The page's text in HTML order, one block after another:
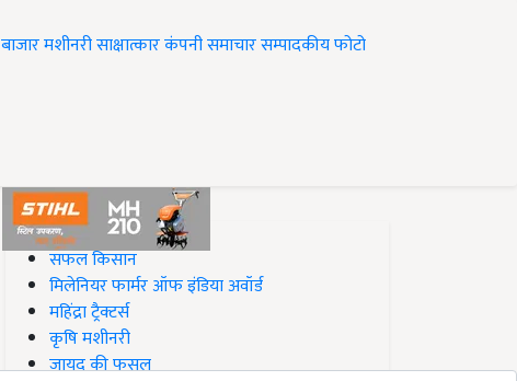
बाजारमशीनरीसाक्षात्कारकंपनी समाचारसम्पादकीयफोटो
#Top on Krishi Jagran
सफल किसान
मिलेनियर फार्मर ऑफ इंडिया अवॉर्ड
महिंद्रा ट्रैक्टर्स
कृषि मशीनरी
जायद की फसल